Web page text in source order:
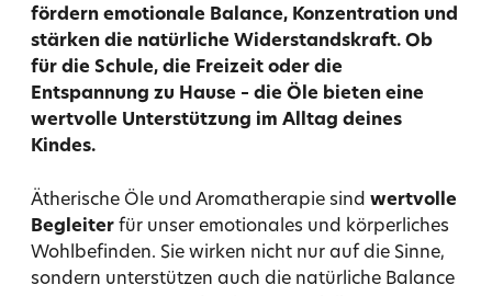
fördern emotionale Balance, Konzentration und
stärken die natürliche Widerstandskraft. Ob
für die Schule, die Freizeit oder die
Entspannung zu Hause – die Öle bieten eine
wertvolle Unterstützung im Alltag deines
Kindes.
Ätherische Öle und Aromatherapie sind wertvolle
Begleiter für unser emotionales und körperliches
Wohlbefinden. Sie wirken nicht nur auf die Sinne,
sondern unterstützen auch die natürliche Balance